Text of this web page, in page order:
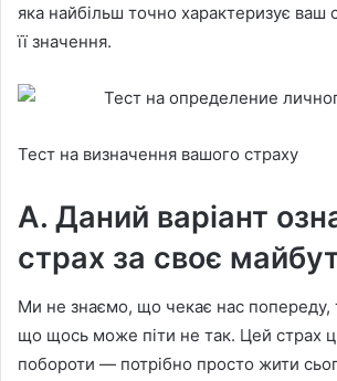
яка найбільш точно характеризує ваш
її значення.
Тест на визначення вашого страху
А. Даний варіант
страх за своє
Ми не знаємо, що чекає нас попереду,
що щось може піти не так. Цей страх
побороти — потрібно просто жити